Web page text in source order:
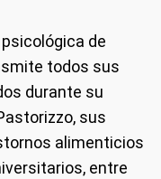
de
todos sus
durante su
sus
alimenticios
entre